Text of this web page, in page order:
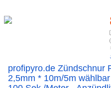
profipyro.de Zündschnur
2,5mm * 10m/5m